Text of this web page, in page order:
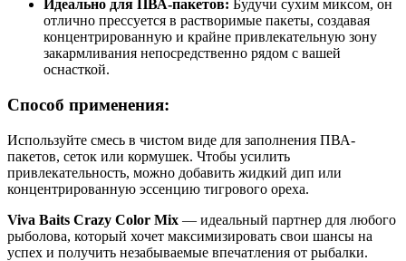
Идеально для ПВА-пакетов: Будучи сухим миксом, он
отлично прессуется в растворимые пакеты, создавая
концентрированную и крайне привлекательную зону
закармливания непосредственно рядом с вашей
оснасткой.
Способ применения:
Используйте смесь в чистом виде для заполнения ПВА-
пакетов, сеток или кормушек. Чтобы усилить
привлекательность, можно добавить жидкий дип или
концентрированную эссенцию тигрового ореха.
Viva Baits Crazy Color Mix — идеальный партнер для любого
рыболова, который хочет максимизировать свои шансы на
успех и получить незабываемые впечатления от рыбалки.